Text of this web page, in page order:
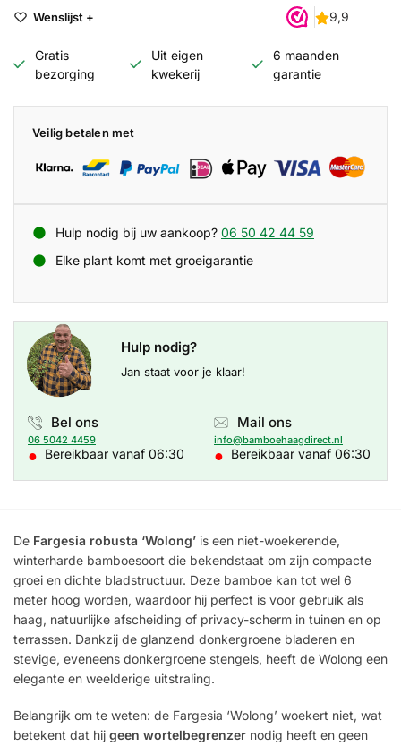
Wenslijst +
Gratis
bezorging
Uit eigen
kwekerij
6 maanden
garantie
Veilig betalen met
Hulp nodig bij uw aankoop? 06 50 42 44 59
Elke plant komt met groeigarantie
Hulp nodig?
Jan staat voor je klaar!
Bel ons
06 5042 4459
● Bereikbaar vanaf 06:30
Mail ons
info@bamboehaagdirect.nl
● Bereikbaar vanaf 06:30
De Fargesia robusta ‘Wolong’ is een niet-woekerende,
winterharde bamboesoort die bekendstaat om zijn compacte
groei en dichte bladstructuur. Deze bamboe kan tot wel 6
meter hoog worden, waardoor hij perfect is voor gebruik als
haag, natuurlijke afscheiding of privacy-scherm in tuinen en op
terrassen. Dankzij de glanzend donkergroene bladeren en
stevige, eveneens donkergroene stengels, heeft de Wolong een
elegante en weelderige uitstraling.
Belangrijk om te weten: de Fargesia ‘Wolong’ woekert niet, wat
betekent dat hij geen wortelbegrenzer nodig heeft en geen